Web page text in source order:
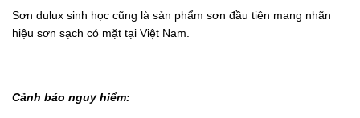
Sơn dulux sinh học cũng là sản phẩm sơn đầu tiên mang nhãn
hiệu sơn sạch có mặt tại Việt Nam.
Cảnh báo nguy hiểm: